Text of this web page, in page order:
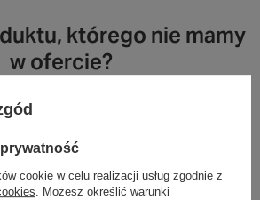
którego nie mamy
w ofercie?
ofercie produktu, a chciałbyś kupić go w
przedmiotu. Aby móc to zrobić musisz
cookie w celu realizacji usług zgodnie z
. Możesz określić warunki